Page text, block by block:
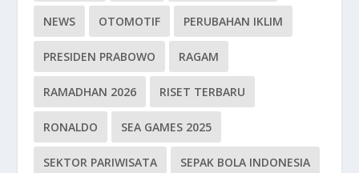
NEWS OTOMOTIF PERUBAHAN IKLIM
PRESIDEN PRABOWO RAGAM
RAMADHAN 2026 RISET TERBARU
RONALDO SEA GAMES 2025
SEKTOR PARIWISATA SEPAK BOLA INDONESIA